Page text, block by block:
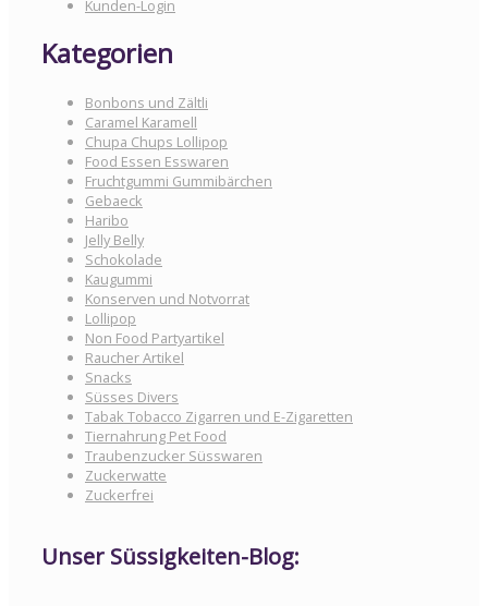
Kunden-Login
Kategorien
Bonbons und Zältli
Caramel Karamell
Chupa Chups Lollipop
Food Essen Esswaren
Fruchtgummi Gummibärchen
Gebaeck
Haribo
Jelly Belly
Schokolade
Kaugummi
Konserven und Notvorrat
Lollipop
Non Food Partyartikel
Raucher Artikel
Snacks
Süsses Divers
Tabak Tobacco Zigarren und E-Zigaretten
Tiernahrung Pet Food
Traubenzucker Süsswaren
Zuckerwatte
Zuckerfrei
Unser Süssigkeiten-Blog: